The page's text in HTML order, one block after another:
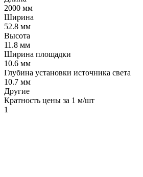
2000 мм
Ширина
52.8 мм
Высота
11.8 мм
Ширина площадки
10.6 мм
Глубина установки источника света
10.7 мм
Другие
Кратность цены за 1 м/шт
1